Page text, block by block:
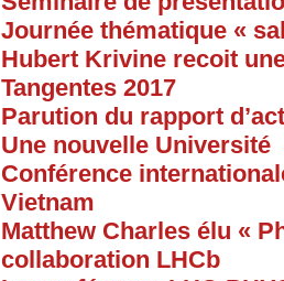
Journée thématique «
Hubert Krivine recoit
Tangentes 2017
Parution du rapport
Une nouvelle Université
Conférence
Vietnam
Matthew Charles élu «
collaboration LHCb